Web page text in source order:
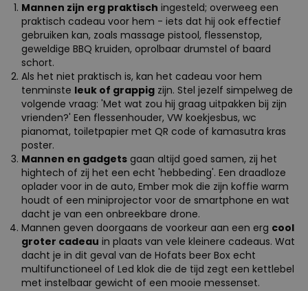
Mannen zijn erg praktisch ingesteld; overweeg een
praktisch cadeau voor hem - iets dat hij ook effectief
gebruiken kan, zoals massage pistool, flessenstop,
geweldige BBQ kruiden, oprolbaar drumstel of baard
schort.
Als het niet praktisch is, kan het cadeau voor hem
tenminste leuk of grappig zijn. Stel jezelf simpelweg de
volgende vraag: 'Met wat zou hij graag uitpakken bij zijn
vrienden?' Een flessenhouder, VW koekjesbus, wc
pianomat, toiletpapier met QR code of kamasutra kras
poster.
Mannen en gadgets gaan altijd goed samen, zij het
hightech of zij het een echt 'hebbeding'. Een draadloze
oplader voor in de auto, Ember mok die zijn koffie warm
houdt of een miniprojector voor de smartphone en wat
dacht je van een onbreekbare drone.
Mannen geven doorgaans de voorkeur aan een erg cool
groter cadeau in plaats van vele kleinere cadeaus. Wat
dacht je in dit geval van de Hofats beer Box echt
multifunctioneel of Led klok die de tijd zegt een kettlebel
met instelbaar gewicht of een mooie messenset.